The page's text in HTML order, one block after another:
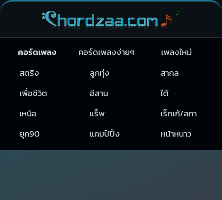
คอร์ดเพลง คอร์ดเพลงง่ายๆ
เพลงใหม่
สตริง
ลูกทุ่ง
สากล
เพื่อชีวิต
อีสาน
ใต้
เหนือ
แร็พ
เร็กเก้/สกา
ยุค90
แคมป์ปิ้ง หน้าหนาว